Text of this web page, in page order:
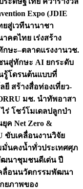
Expo (JDIE
ยสู่เวทีนานาชา
ตไทย เร่งสร้าง
กษะ–ตลาดแรงงานวช.
นสู่ทักษะ AI ยกระดับ
รู้โดรนต้นแบบที่
สร้างสื่อท่องเที่ยว-
มช. นำทัพอาสา
ร่ โชว์โมเดลปลูกป่า
ค Net Zero &
ขับเคลื่อนงานวิจัย
นคงน้ำทั่วประเทศศุภ
ฒนาชุมชนดีเด่น ปี
คลื่อนนวัตกรรมพัฒนา
กยภาพของ